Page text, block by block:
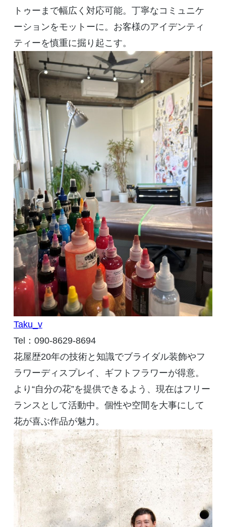
トゥーまで幅広く対応可能。丁寧なコミュニケ
ーションをモットーに。お客様のアイデンティ
ティーを慎重に掘り起こす。
Taku_v
Tel ： 090-8629-8694
花屋歴20年の技術と知識でブライダル装飾やフ
ラワーディスプレイ、ギフトフラワーが得意。
より“自分の花”を提供できるよう、現在はフリー
ランスとして活動中。個性や空間を大事にして
花が喜ぶ作品が魅力。